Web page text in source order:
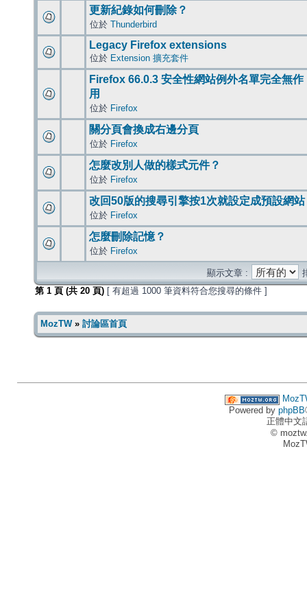
更新紀錄如何刪除？
位於 Thunderbird
Legacy Firefox extensions
位於 Extension 擴充套件
Firefox 66.0.3 安全性網站例外名單完全無作
用
位於 Firefox
關分頁會換成右邊分頁
位於 Firefox
怎麼改別人做的樣式元件？
位於 Firefox
改回50版的搜尋引擎按1次就設定成預設網站
位於 Firefox
怎麼刪除記憶？
位於 Firefox
顯示文章 :
第 1 頁 (共 20 頁) [ 有超過 1000 筆資料符合您搜尋的條件 ]
MozTW» 討論區首頁
Powered by phpBB
正體中文
©